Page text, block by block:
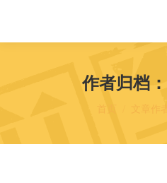
作者归档：